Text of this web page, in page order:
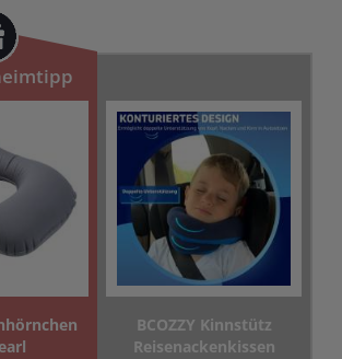
BCOZZY Kinnstütz
Reisenackenkissen